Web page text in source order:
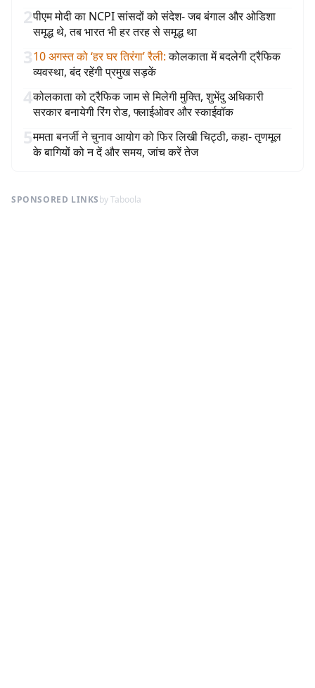
2पीएम मोदी का NCPI सांसदों को संदेश- जब बंगाल और ओडिशा
समृद्ध थे, तब भारत भी हर तरह से समृद्ध था
310 अगस्त को ‘हर घर तिरंगा’ रैली: कोलकाता में बदलेगी ट्रैफिक
व्यवस्था, बंद रहेंगी प्रमुख सड़कें
4कोलकाता को ट्रैफिक जाम से मिलेगी मुक्ति, शुभेंदु अधिकारी
सरकार बनायेगी रिंग रोड, फ्लाईओवर और स्काईवॉक
5ममता बनर्जी ने चुनाव आयोग को फिर लिखी चिट्ठी, कहा- तृणमूल
के बागियों को न दें और समय, जांच करें तेज
SPONSORED LINKSby Taboola